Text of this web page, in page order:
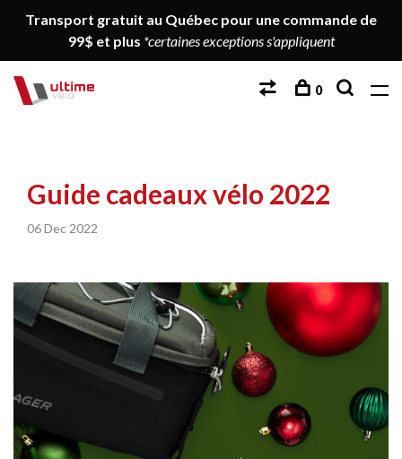
Transport gratuit au Québec pour une commande de
99$ et plus *certaines exceptions s'appliquent
0
Guide cadeaux vélo 2022
06 Dec 2022